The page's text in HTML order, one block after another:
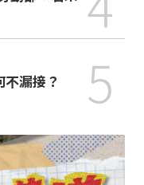
漏接？ 5